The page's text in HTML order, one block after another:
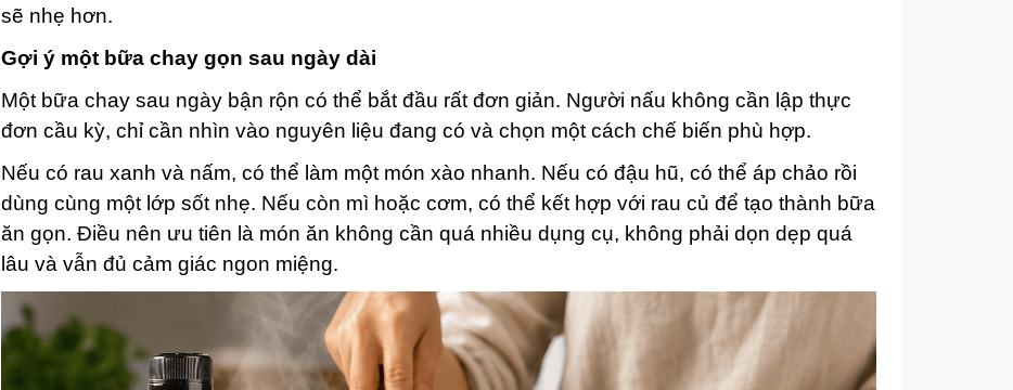
sẽ nhẹ hơn.
Gợi ý một bữa chay gọn sau ngày dài
Một bữa chay sau ngày bận rộn có thể bắt đầu rất đơn giản. Người nấu không cần lập thực
đơn cầu kỳ, chỉ cần nhìn vào nguyên liệu đang có và chọn một cách chế biến phù hợp.
Nếu có rau xanh và nấm, có thể làm một món xào nhanh. Nếu có đậu hũ, có thể áp chảo rồi
dùng cùng một lớp sốt nhẹ. Nếu còn mì hoặc cơm, có thể kết hợp với rau củ để tạo thành bữa
ăn gọn. Điều nên ưu tiên là món ăn không cần quá nhiều dụng cụ, không phải dọn dẹp quá
lâu và vẫn đủ cảm giác ngon miệng.